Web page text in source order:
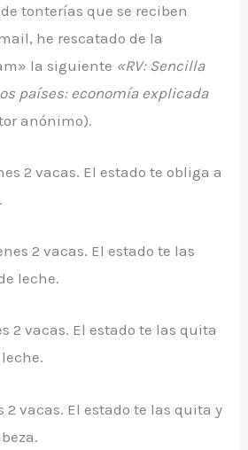
tonterías que se reciben
he rescatado de la
la siguiente «RV: Sencilla
países: economía explicada
anónimo).
2 vacas. El estado te obliga a
2 vacas. El estado te las
leche.
2 vacas. El estado te las quita
2 vacas. El estado te las quita y